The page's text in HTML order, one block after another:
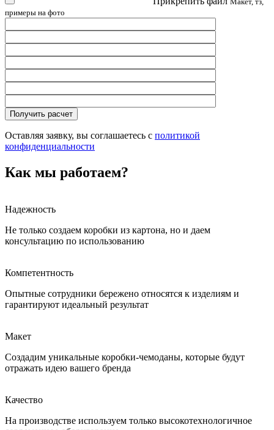
примеры на фото
Оставляя заявку, вы соглашаетесь с политикой
конфиденциальности
Как мы работаем?
Надежность
Не только создаем коробки из картона, но и даем
консультацию по использованию
Компетентность
Опытные сотрудники бережено относятся к изделиям и
гарантируют идеальный результат
Макет
Создадим уникальные коробки-чемоданы, которые будут
отражать идею вашего бренда
Качество
На производстве используем только высокотехнологичное